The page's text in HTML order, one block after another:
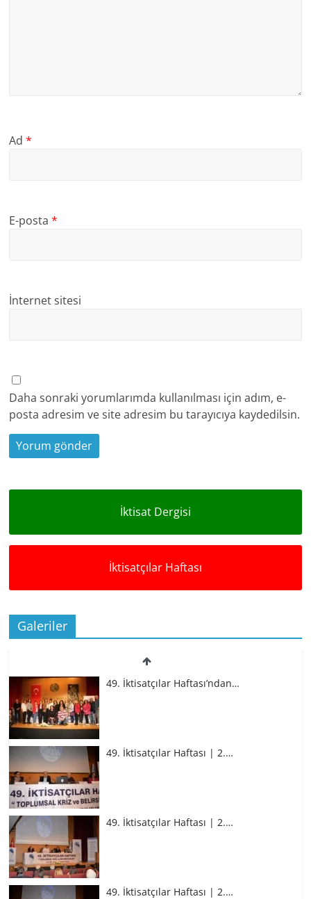
Ad*
E-posta*
İnternet sitesi
Daha sonraki yorumlarımda kullanılması için adım, e-
posta adresim ve site adresim bu tarayıcıya kaydedilsin.
İktisat Dergisi
İktisatçılar Haftası
Galeriler
49. İktisatçılar Haftası’ndan…
49. İktisatçılar Haftası | 2.…
49. İktisatçılar Haftası | 2.…
49. İktisatçılar Haftası | 2.…